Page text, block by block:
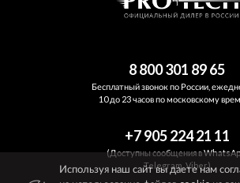
8 800 301 89 65
Бесплатный звонок по России,
10 до 23 часов по московскому
+7 905 224 21 11
(Доступны сообщения в
Telegram, Viber)
Используя наш сайт вы даете нам